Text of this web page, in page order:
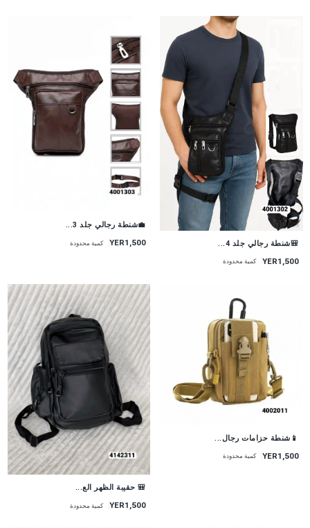
🎒شنطة رجالي جلد 4...
YER1,500 كمية محدودة
💼شنطة رجالي جلد 3...
YER1,500 كمية محدودة
📱شنطة حزامات رجال...
YER1,500 كمية محدودة
🎒 حقيبة الظهر الع...
YER1,500 كمية محدودة